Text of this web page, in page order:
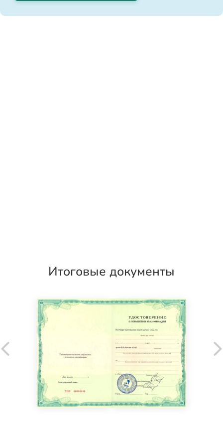
Итоговые документы